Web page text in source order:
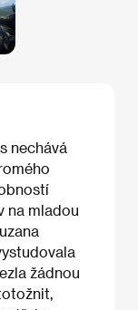
nechává
na mladou
žádnou